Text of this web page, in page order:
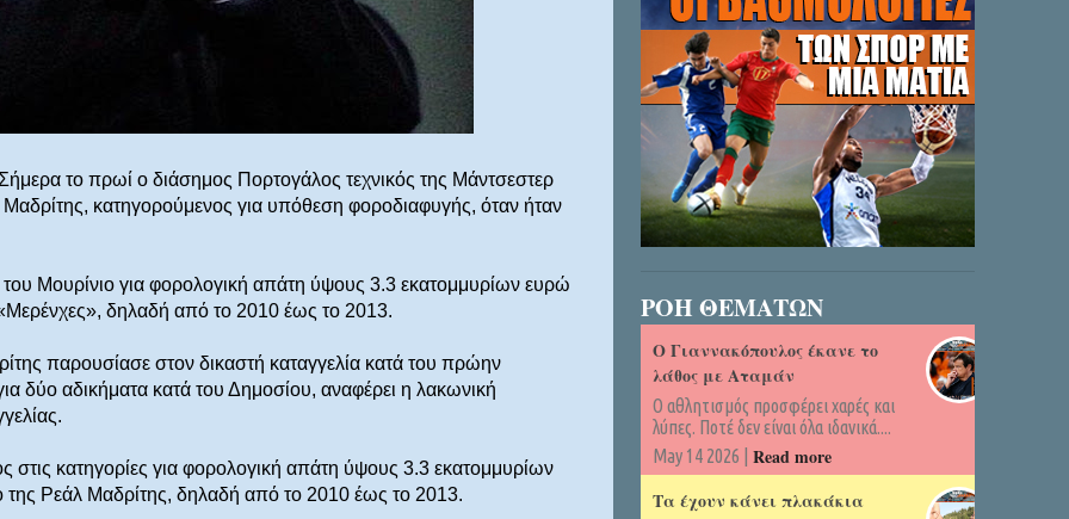
Σήμερα το πρωί ο διάσημος Πορτογάλος τεχνικός της Μάντσεστερ
Μαδρίτης, κατηγορούμενος για υπόθεση φοροδιαφυγής, όταν ήταν
Μουρίνιο για φορολογική απάτη ύψους 3.3 εκατομμυρίων ευρώ
δηλαδή από το 2010 έως το 2013.
παρουσίασε στον δικαστή καταγγελία κατά του πρώην
δύο αδικήματα κατά του Δημοσίου, αναφέρει η λακωνική
κατηγορίες για φορολογική απάτη ύψους 3.3 εκατομμυρίων
Ρεάλ Μαδρίτης, δηλαδή από το 2010 έως το 2013.
ΡΟΗ ΘΕΜΑΤΩΝ
Ο Γιαννακόπουλος έκανε το
λάθος με Αταμάν
Ο αθλητισμός προσφέρει χαρές και
λύπες. Ποτέ δεν είναι όλα ιδανικά....
May 14 2026 | Read more
Τα έχουν κάνει πλακάκια